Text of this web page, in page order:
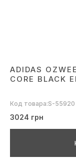
ADIDAS
CORE BLACK
Код товара:S-55920
3024 грн